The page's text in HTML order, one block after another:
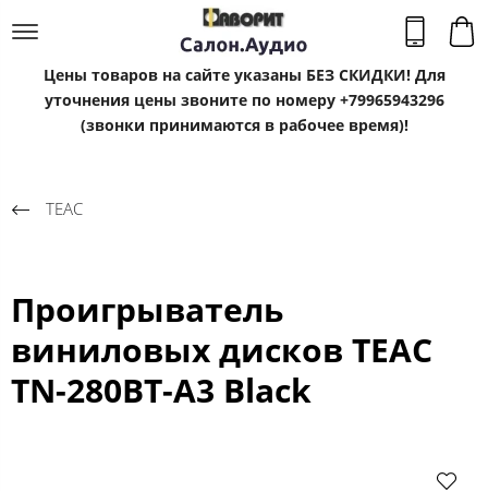
Цены товаров на сайте указаны БЕЗ СКИДКИ! Для
уточнения цены звоните по номеру +79965943296
(звонки принимаются в рабочее время)!
TEAC
Проигрыватель
виниловых дисков TEAC
TN-280BT-A3 Black